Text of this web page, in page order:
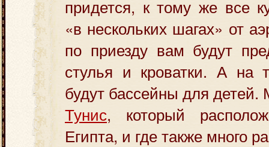
придется, к тому же все
«в нескольких шагах» от
по приезду вам будут
стулья и кроватки. А на
будут бассейны для
Тунис, который
Египта, и где также много